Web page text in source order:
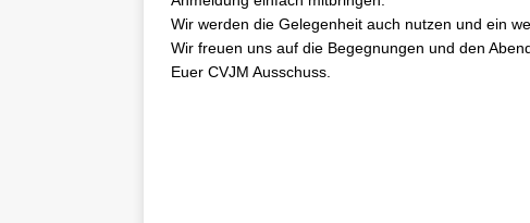
Wir werden die Gelegenheit auch nutzen und ein
Wir freuen uns auf die Begegnungen und den
Euer CVJM Ausschuss.